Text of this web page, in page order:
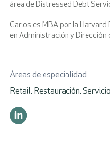
área de Distressed Debt
Carlos es MBA por la Harvard
en Administración y Dirección
Áreas de especialidad
Retail, Restauración,